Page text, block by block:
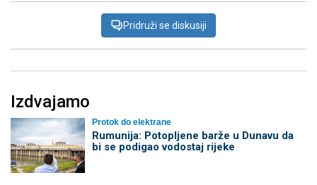
Pridruži se diskusiji
Izdvajamo
Protok do elektrane
Rumunija: Potopljene barže u Dunavu da
bi se podigao vodostaj rijeke